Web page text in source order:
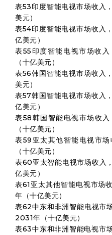
表53印度智能电视市场收入
美元）
表54印度智能电视市场收入
亿美元）
表55印度智能电视市场收
（十亿美元）
表56韩国智能电视市场收入
美元）
表57韩国智能电视市场收入
亿美元）
表58韩国智能电视市场收
（十亿美元）
表59亚太其他智能电视市
（十亿美元）
表60亚太智能电视市场收入
亿美元）
表61亚太其他智能电视市场
年（十亿美元）
表62中东和非洲智能电视市
2031年（十亿美元）
表63中东和非洲智能电视市